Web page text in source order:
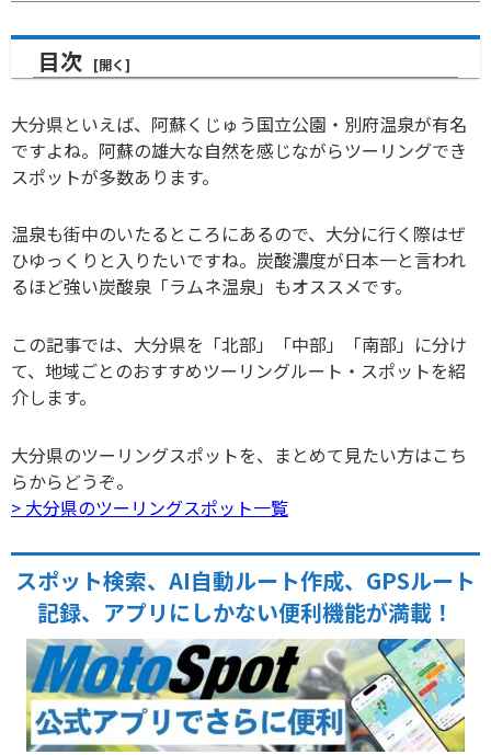
目次
大分県といえば、阿蘇くじゅう国立公園・別府温泉が有名
ですよね。阿蘇の雄大な自然を感じながらツーリングでき
スポットが多数あります。
温泉も街中のいたるところにあるので、大分に行く際はぜ
ひゆっくりと入りたいですね。炭酸濃度が日本一と言われ
るほど強い炭酸泉「ラムネ温泉」もオススメです。
この記事では、大分県を「北部」「中部」「南部」に分け
て、地域ごとのおすすめツーリングルート・スポットを紹
介します。
大分県のツーリングスポットを、まとめて見たい方はこち
らからどうぞ。
> 大分県のツーリングスポット一覧
スポット検索、AI自動ルート作成、GPSルート
記録、アプリにしかない便利機能が満載！